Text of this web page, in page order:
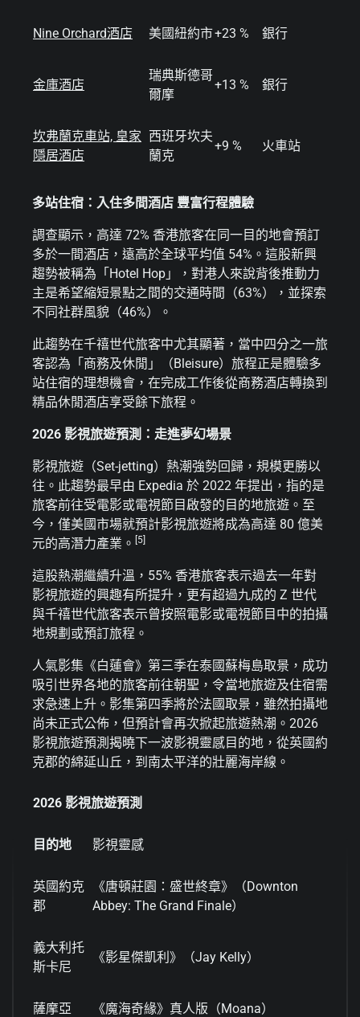
Nine Orchard酒店 美國紐約市+23 % 銀行
金庫酒店
瑞典斯德哥
爾摩
+13 % 銀行
坎弗蘭克車站, 皇家
隱居酒店
西班牙坎夫
蘭克
+9 % 火車站
多站住宿：入住多間酒店 豐富行程體驗
調查顯示，高達 72% 香港旅客在同一目的地會預訂
多於一間酒店，遠高於全球平均值 54%。這股新興
趨勢被稱為「Hotel Hop」，對港人來說背後推動力
主是希望縮短景點之間的交通時間（63%），並探索
不同社群風貌（46%）。
此趨勢在千禧世代旅客中尤其顯著，當中四分之一旅
客認為「商務及休閒」（Bleisure）旅程正是體驗多
站住宿的理想機會，在完成工作後從商務酒店轉換到
精品休閒酒店享受餘下旅程。
2026 影視旅遊預測 ： 走進夢幻場景
影視旅遊（Set-jetting）熱潮強勢回歸，規模更勝以
往。此趨勢最早由 Expedia 於 2022 年提出，指的是
旅客前往受電影或電視節目啟發的目的地旅遊。至
今，僅美國市場就預計影視旅遊將成為高達 80 億美
元的高潛力產業。 [5]
這股熱潮繼續升溫，55% 香港旅客表示過去一年對
影視旅遊的興趣有所提升，更有超過九成的 Z 世代
與千禧世代旅客表示曾按照電影或電視節目中的拍攝
地規劃或預訂旅程。
人氣影集《白蓮會》第三季在泰國蘇梅島取景，成功
吸引世界各地的旅客前往朝聖，令當地旅遊及住宿需
求急速上升。影集第四季將於法國取景，雖然拍攝地
尚未正式公佈，但預計會再次掀起旅遊熱潮。2026
影視旅遊預測揭曉下一波影視靈感目的地，從英國約
克郡的綿延山丘，到南太平洋的壯麗海岸線。
2026 影視旅遊預測
目的地 影視靈感
英國約克
郡
《唐頓莊園：盛世終章》（Downton
Abbey: The Grand Finale）
義大利托
斯卡尼
《影星傑凱利》（Jay Kelly）
薩摩亞 《魔海奇緣》真人版（Moana）